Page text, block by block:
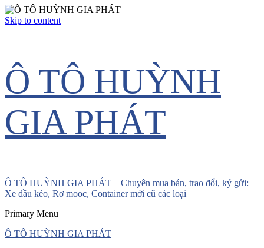
Skip to content
Ô TÔ HUỲNH
GIA PHÁT
Ô TÔ HUỲNH GIA PHÁT – Chuyên mua bán, trao đổi, ký gửi:
Xe đầu kéo, Rơ mooc, Container mới cũ các loại
Primary Menu
Ô TÔ HUỲNH GIA PHÁT